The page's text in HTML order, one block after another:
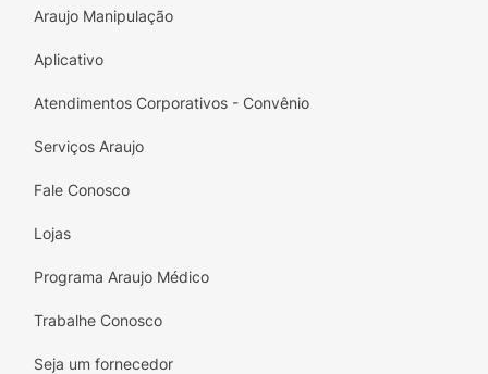
Araujo Manipulação
Aplicativo
Atendimentos Corporativos - Convênio
Serviços Araujo
Fale Conosco
Lojas
Programa Araujo Médico
Trabalhe Conosco
Seja um fornecedor